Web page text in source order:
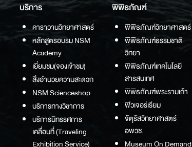
บริการ
คาราวานวิทยาศาสตร์
หลักสูตรอบรม NSM
Academy
เยี่ยมชม(จองเข้าชม)
สิ่งอำนวยความสะดวก
NSM Scienceshop
บริการทางวิชาการ
บริการนิทรรศการ
เคลื่อนที่ (Traveling
Exhibition Service)
พิพิธภัณฑ์
พิพิธภัณฑ์วิทยาศาสตร์
พิพิธภัณฑ์ธรรมชาติ
วิทยา
พิพิธภัณฑ์เทคโนโลยี
สารสนเทศ
พิพิธภัณฑ์พระรามเก้า
ฟิวเจอร์เรียม
จัตุรัสวิทยาศาสตร์
อพวช.
Museum On Demand